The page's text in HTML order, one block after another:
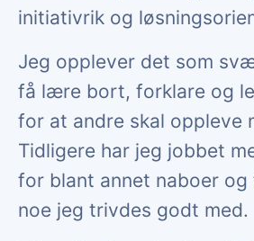
initiativrik og
Jeg opplever det som
få lære bort, forklare og
for at andre skal oppleve
Tidligere har jeg jobbet
for blant annet naboer og
noe jeg trivdes godt med.